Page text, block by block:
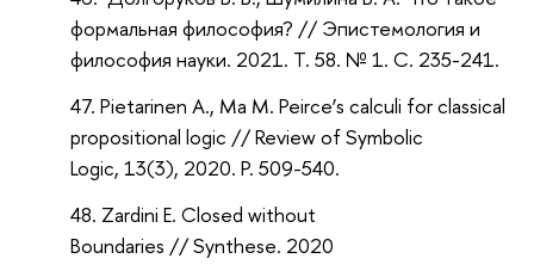
формальная философия? // Эпистемология и
философия науки. 2021. Т. 58. № 1. С. 235-241.
Pietarinen A., Ma M. Peirce’s calculi for classical
propositional logic // Review of Symbolic
Logic, 13(3), 2020. P. 509-540.
Zardini E. Closed without
Boundaries // Synthese. 2020